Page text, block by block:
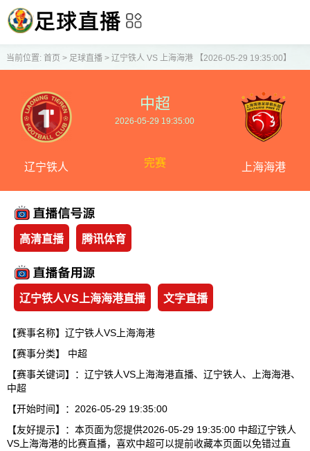
当前位置: 首页 > 足球直播> 辽宁铁人 VS 上海海港 【2026-05-29 19:35:00】
辽宁铁人
中超
2026-05-29 19:35:00
完赛 上海海港
高清直播 腾讯体育
辽宁铁人VS上海海港直播 文字直播
【赛事名称】辽宁铁人VS上海海港
【赛事分类】 中超
【赛事关键词】：辽宁铁人VS上海海港直播、辽宁铁人、上海海港、
中超
【开始时间】：2026-05-29 19:35:00
【友好提示】：本页面为您提供2026-05-29 19:35:00 中超辽宁铁人
VS上海海港的比赛直播，喜欢中超可以提前收藏本页面以免错过直